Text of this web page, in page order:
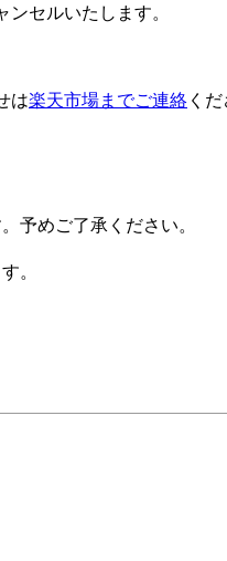
セルいたします。
は楽天市場までご連絡 くだ
予めご了承ください。
。